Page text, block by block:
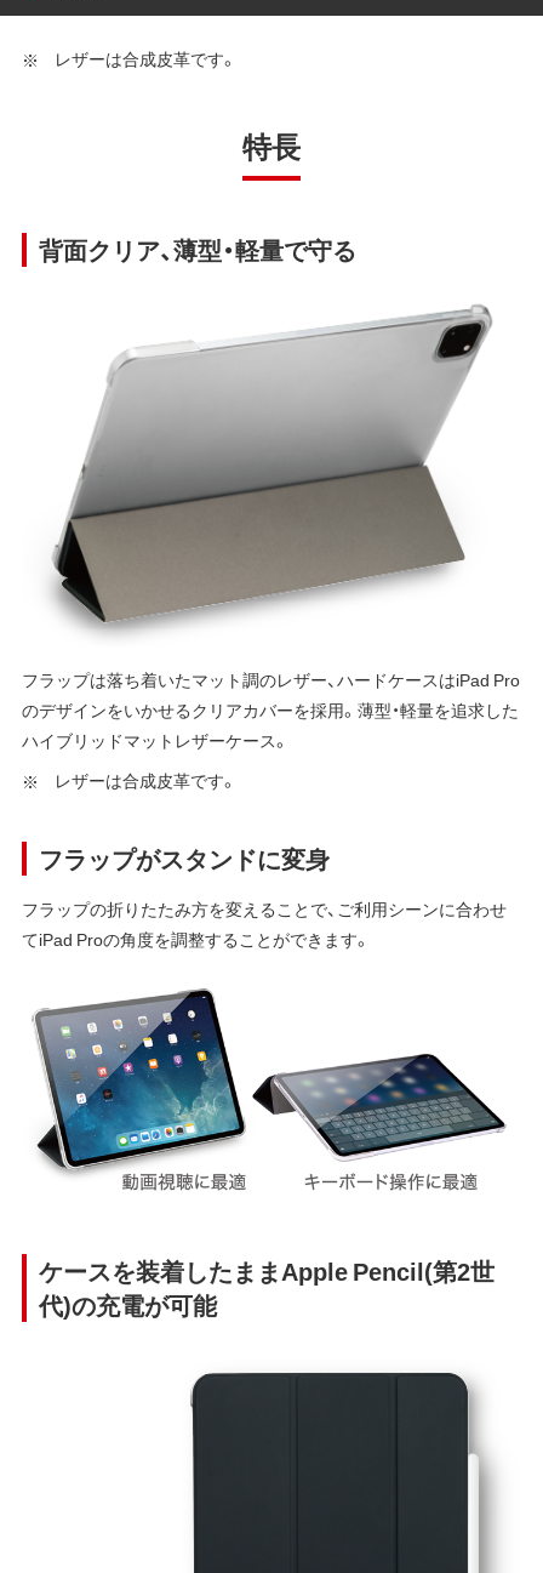
レザーは合成皮革です。
特長
背面クリア、薄型・軽量で守る
フラップは落ち着いたマット調のレザー、ハードケースはiPad Pro
のデザインをいかせるクリアカバーを採用。薄型・軽量を追求した
ハイブリッドマットレザーケース。
レザーは合成皮革です。
フラップがスタンドに変身
フラップの折りたたみ方を変えることで、ご利用シーンに合わせ
てiPad Proの角度を調整することができます。
ケースを装着したままApple Pencil(第2世
代)の充電が可能